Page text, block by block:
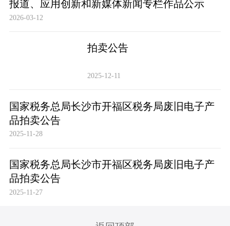
报道、应用创新和新媒体新闻专栏作品公示
2026-03-12
拍卖公告
2025-12-11
国家税务总局长沙市开福区税务局废旧电子产
品拍卖公告
2025-11-28
国家税务总局长沙市开福区税务局废旧电子产
品拍卖公告
2025-11-27